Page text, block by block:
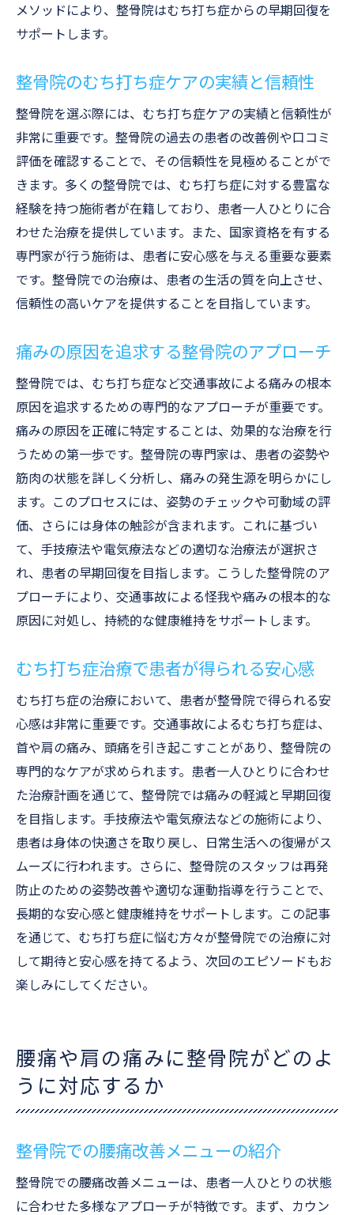
メソッドにより、整骨院はむち打ち症からの早期回復を
サポートします。
整骨院のむち打ち症ケアの実績と信頼性
整骨院を選ぶ際には、むち打ち症ケアの実績と信頼性が
非常に重要です。整骨院の過去の患者の改善例や口コミ
評価を確認することで、その信頼性を見極めることがで
きます。多くの整骨院では、むち打ち症に対する豊富な
経験を持つ施術者が在籍しており、患者一人ひとりに合
わせた治療を提供しています。また、国家資格を有する
専門家が行う施術は、患者に安心感を与える重要な要素
です。整骨院での治療は、患者の生活の質を向上させ、
信頼性の高いケアを提供することを目指しています。
痛みの原因を追求する整骨院のアプローチ
整骨院では、むち打ち症など交通事故による痛みの根本
原因を追求するための専門的なアプローチが重要です。
痛みの原因を正確に特定することは、効果的な治療を行
うための第一歩です。整骨院の専門家は、患者の姿勢や
筋肉の状態を詳しく分析し、痛みの発生源を明らかにし
ます。このプロセスには、姿勢のチェックや可動域の評
価、さらには身体の触診が含まれます。これに基づい
て、手技療法や電気療法などの適切な治療法が選択さ
れ、患者の早期回復を目指します。こうした整骨院のア
プローチにより、交通事故による怪我や痛みの根本的な
原因に対処し、持続的な健康維持をサポートします。
むち打ち症治療で患者が得られる安心感
むち打ち症の治療において、患者が整骨院で得られる安
心感は非常に重要です。交通事故によるむち打ち症は、
首や肩の痛み、頭痛を引き起こすことがあり、整骨院の
専門的なケアが求められます。患者一人ひとりに合わせ
た治療計画を通じて、整骨院では痛みの軽減と早期回復
を目指します。手技療法や電気療法などの施術により、
患者は身体の快適さを取り戻し、日常生活への復帰がス
ムーズに行われます。さらに、整骨院のスタッフは再発
防止のための姿勢改善や適切な運動指導を行うことで、
長期的な安心感と健康維持をサポートします。この記事
を通じて、むち打ち症に悩む方々が整骨院での治療に対
して期待と安心感を持てるよう、次回のエピソードもお
楽しみにしてください。
腰痛や肩の痛みに整骨院がどのよ
うに対応するか
整骨院での腰痛改善メニューの紹介
整骨院での腰痛改善メニューは、患者一人ひとりの状態
に合わせた多様なアプローチが特徴です。まず、カウン